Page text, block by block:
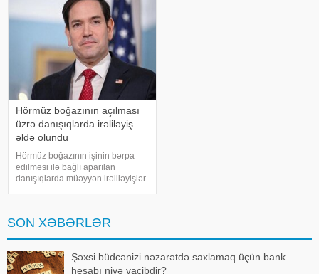
ki, Prezidenti İlham Əliyev bu
barəd
Hörmüz boğazının açılması
üzrə danışıqlarda irəliləyiş
əldə olundu
Hörmüz boğazının işinin bərpa
edilməsi ilə bağlı aparılan
danışıqlarda müəyyən irəliləyişlər
Rubio açıqlama verib. xəbər verir
ki
SON XƏBƏRLƏR
Şəxsi büdcənizi nəzarətdə saxlamaq üçün bank
hesabı niyə vacibdir?